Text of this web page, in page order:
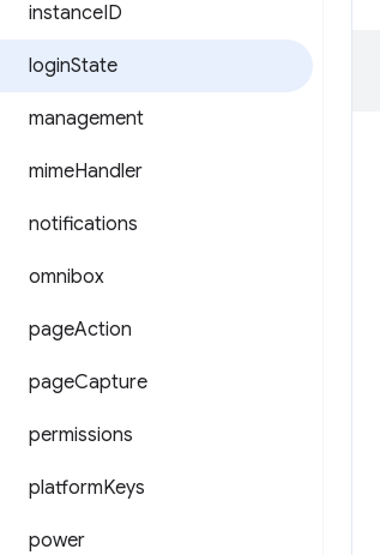
instanceID
loginState
management
mimeHandler
notifications
omnibox
pageAction
pageCapture
permissions
platformKeys
power